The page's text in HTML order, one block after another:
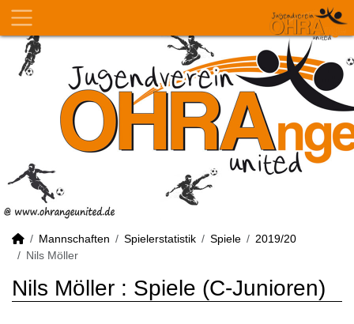
Mannschaften Spielerstatistik Spiele
2019/20
Nils Möller
Nils Möller : Spiele (C-Junioren)